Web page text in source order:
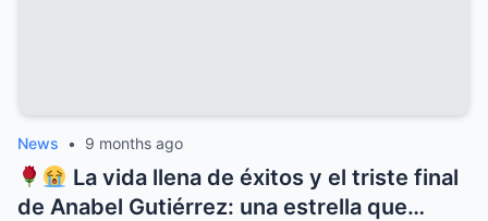
News • 9 months ago
La vida llena de éxitos y el triste final
de Anabel Gutiérrez: una estrella que